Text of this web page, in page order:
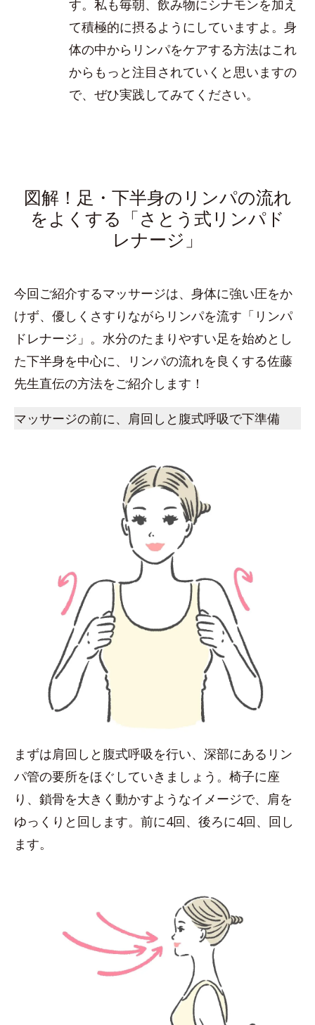
す。私も毎朝、飲み物にシナモンを加え
て積極的に摂るようにしていますよ。身
体の中からリンパをケアする方法はこれ
からもっと注目されていくと思いますの
で、ぜひ実践してみてください。
図解！足・下半身のリンパの流れ
をよくする「さとう式リンパド
レナージ」
今回ご紹介するマッサージは、身体に強い圧をか
けず、優しくさすりながらリンパを流す「リンパ
ドレナージ」。水分のたまりやすい足を始めとし
た下半身を中心に、リンパの流れを良くする佐藤
先生直伝の方法をご紹介します！
マッサージの前に、肩回しと腹式呼吸で下準備
まずは肩回しと腹式呼吸を行い、深部にあるリン
パ管の要所をほぐしていきましょう。椅子に座
り、鎖骨を大きく動かすようなイメージで、肩を
ゆっくりと回します。前に4回、後ろに4回、回し
ます。